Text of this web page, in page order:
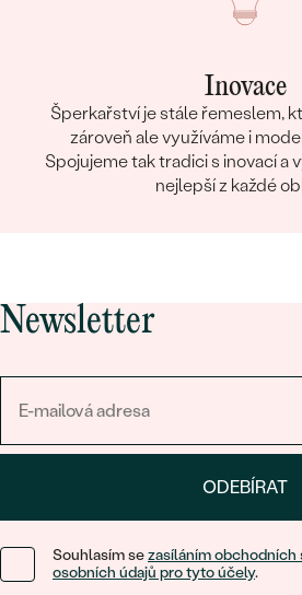
Inovace
Šperkařství je stále řemeslem,
zároveň ale využíváme i
Spojujeme tak tradici s inovací a
nejlepší z každé
Newsletter
ODEBÍRAT
Souhlasím sezasíláním obchodních
osobních údajů pro tyto účely.